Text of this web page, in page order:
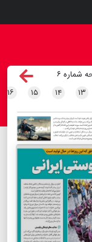
شماره ۶
۱۳ ۱۴ ۱۵ ۱۶